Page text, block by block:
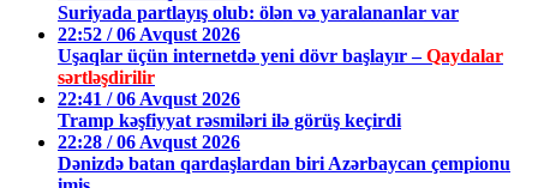
Suriyada partlayış olub: ölən və yaralananlar var
22:52 / 06 Avqust 2026
Uşaqlar üçün internetdə yeni dövr başlayır –Qaydalar
sərtləşdirilir
22:41 / 06 Avqust 2026
Tramp kəşfiyyat rəsmiləri ilə görüş keçirdi
22:28 / 06 Avqust 2026
Dənizdə batan qardaşlardan biri Azərbaycan çempionu